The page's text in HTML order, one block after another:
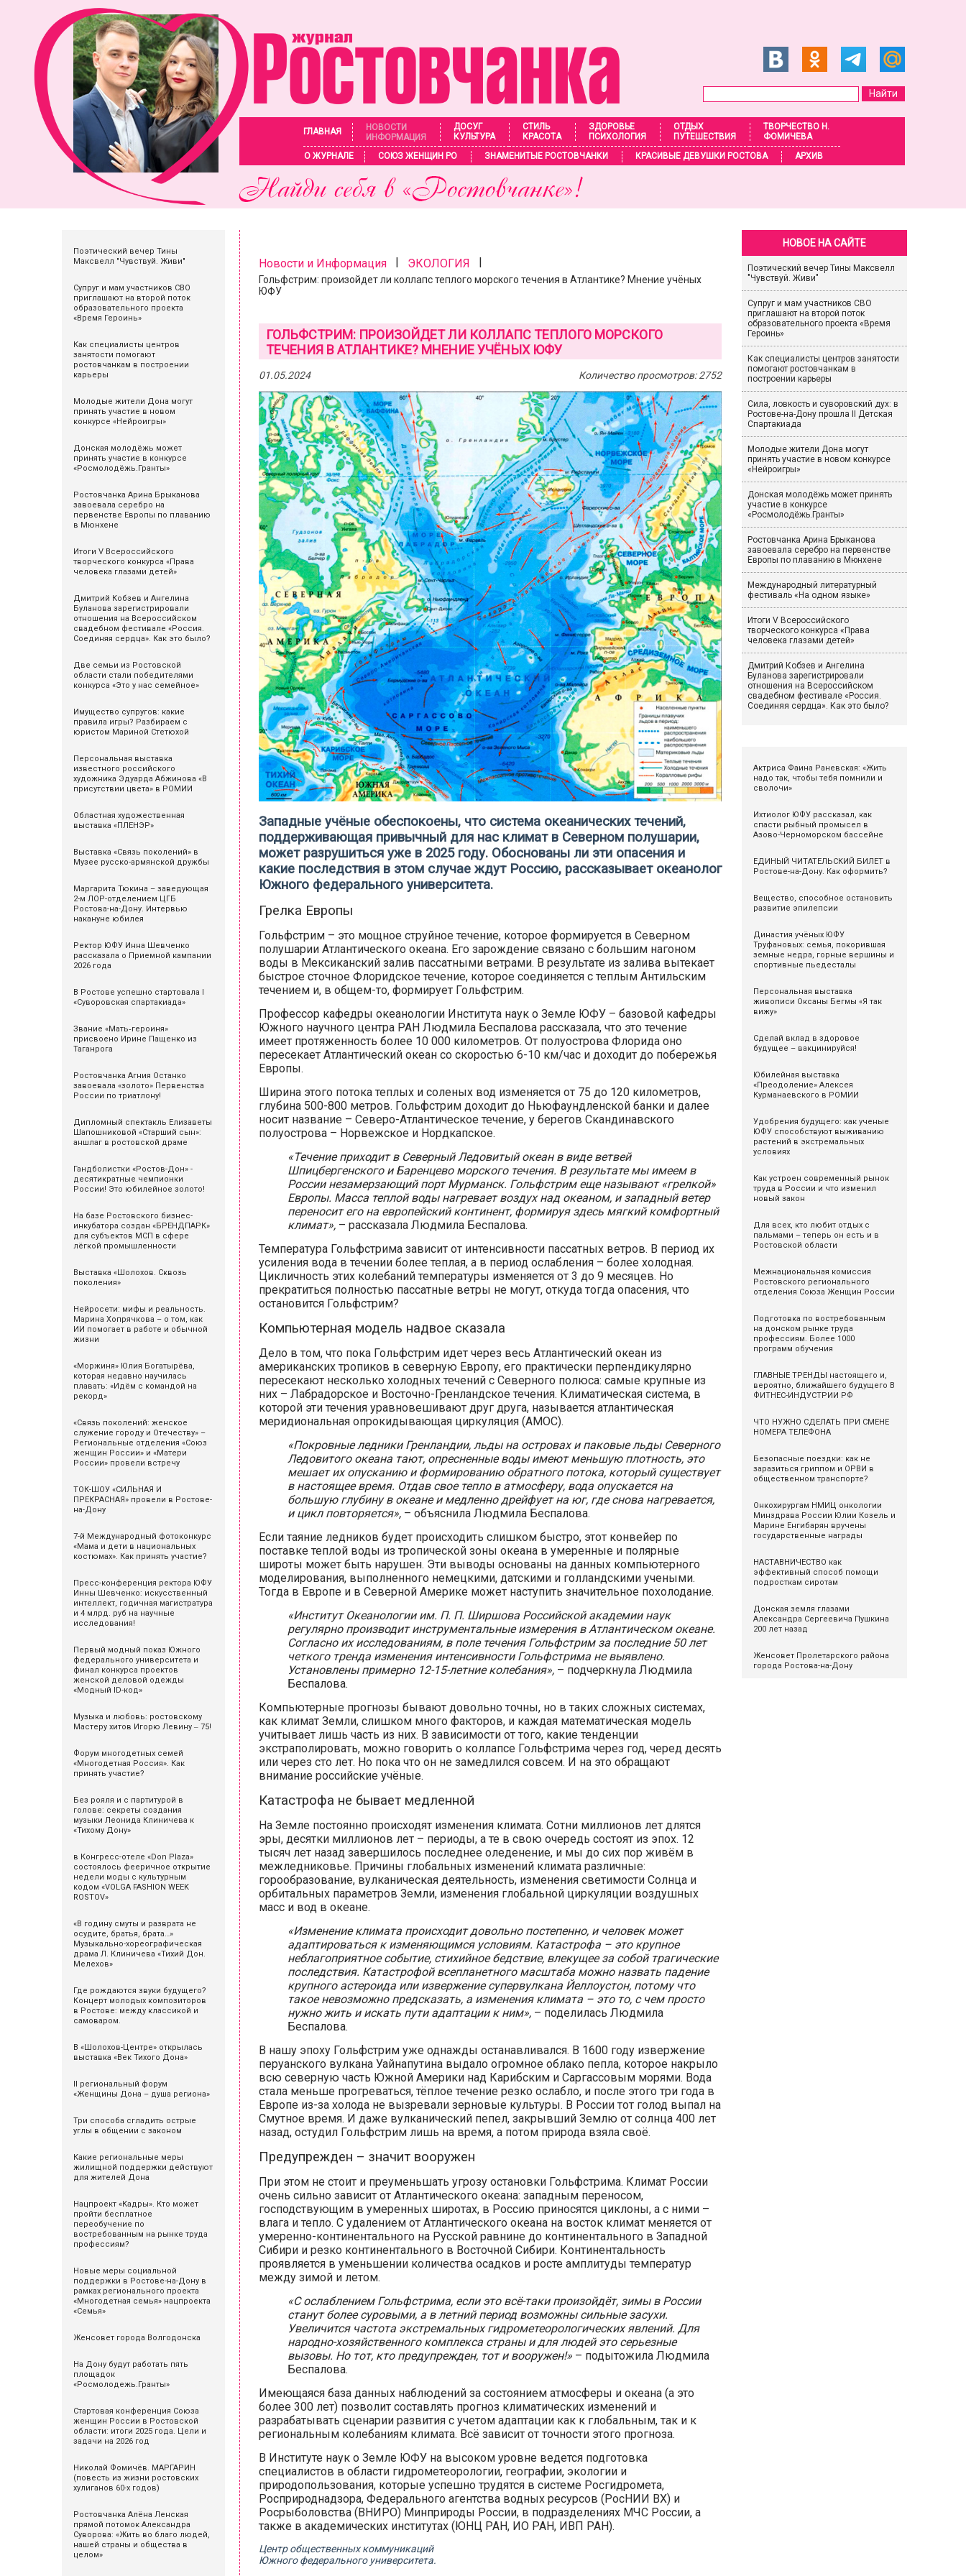
ГЛАВНАЯ
НОВОСТИ
ИНФОРМАЦИЯ
ДОСУГ
КУЛЬТУРА
СТИЛЬ
КРАСОТА
ЗДОРОВЬЕ
ПСИХОЛОГИЯ
ОТДЫХ
ПУТЕШЕСТВИЯ
ТВОРЧЕСТВО Н.
ФОМИЧЕВА
О ЖУРНАЛЕ
СОЮЗ ЖЕНЩИН РО ЗНАМЕНИТЫЕ РОСТОВЧАНКИ КРАСИВЫЕ ДЕВУШКИ РОСТОВА АРХИВ
Поэтический вечер Тины
Максвелл "Чувствуй. Живи"
Супруг и мам участников СВО
приглашают на второй поток
образовательного проекта
«Время Героинь»
Как специалисты центров
занятости помогают
ростовчанкам в построении
карьеры
Молодые жители Дона могут
принять участие в новом
конкурсе «Нейроигры»
Донская молодёжь может
принять участие в конкурсе
«Росмолодёжь.Гранты»
Ростовчанка Арина Брыканова
завоевала серебро на
первенстве Европы по плаванию
в Мюнхене
Итоги V Всероссийского
творческого конкурса «Права
человека глазами детей»
Дмитрий Кобзев и Ангелина
Буланова зарегистрировали
отношения на Всероссийском
свадебном фестивале «Россия.
Соединяя сердца». Как это было?
Две семьи из Ростовской
области стали победителями
конкурса «Это у нас семейное»
Имущество супругов: какие
правила игры? Разбираем с
юристом Мариной Стетюхой
Персональная выставка
известного российского
художника Эдуарда Абжинова «В
присутствии цвета» в РОМИИ
Областная художественная
выставка «ПЛЕНЭР»
Выставка «Связь поколений» в
Музее русско-армянской дружбы
Маргарита Тюкина – заведующая
2-м ЛОР-отделением ЦГБ
Ростова-на-Дону. Интервью
накануне юбилея
Ректор ЮФУ Инна Шевченко
рассказала о Приемной кампании
2026 года
В Ростове успешно стартовала I
«Суворовская спартакиада»
Звание «Мать‑героиня»
присвоено Ирине Пащенко из
Таганрога
Ростовчанка Агния Останко
завоевала «золото» Первенства
России по триатлону!
Дипломный спектакль Елизаветы
Шапошниковой «Старший сын»:
аншлаг в ростовской драме
Гандболистки «Ростов-Дон» -
десятикратные чемпионки
России! Это юбилейное золото!
На базе Ростовского бизнес-
инкубатора создан «БРЕНДПАРК»
для субъектов МСП в сфере
лёгкой промышленности
Выставка «Шолохов. Сквозь
поколения»
Нейросети: мифы и реальность.
Марина Хопрячкова – о том, как
ИИ помогает в работе и обычной
жизни
«Моржиня» Юлия Богатырёва,
которая недавно научилась
плавать: «Идём с командой на
рекорд»
«Связь поколений: женское
служение городу и Отечеству» –
Региональные отделения «Союз
женщин России» и «Матери
России» провели встречу
ТОК-ШОУ «СИЛЬНАЯ И
ПРЕКРАСНАЯ» провели в Ростове-
на-Дону
7-й Международный фотоконкурс
«Мама и дети в национальных
костюмах». Как принять участие?
Пресс-конференция ректора ЮФУ
Инны Шевченко: искусственный
интеллект, годичная магистратура
и 4 млрд. руб на научные
исследования!
Первый модный показ Южного
федерального университета и
финал конкурса проектов
женской деловой одежды
«Модный ID-код»
Музыка и любовь: ростовскому
Мастеру хитов Игорю Левину ‒ 75!
Форум многодетных семей
«Многодетная Россия». Как
принять участие?
Без рояля и с партитурой в
голове: секреты создания
музыки Леонида Клиничева к
«Тихому Дону»
в Конгресс-отеле «Don Plaza»
состоялось фееричное открытие
недели моды с культурным
кодом «VOLGA FASHION WEEK
ROSTOV»
«В годину смуты и разврата не
осудите, братья, брата…»
Музыкально-хореографическая
драма Л. Клиничева «Тихий Дон.
Мелехов»
Где рождаются звуки будущего?
Концерт молодых композиторов
в Ростове: между классикой и
самоваром.
В «Шолохов-Центре» открылась
выставка «Век Тихого Дона»
II региональный форум
«Женщины Дона – душа региона»
Три способа сгладить острые
углы в общении с законом
Какие региональные меры
жилищной поддержки действуют
для жителей Дона
Нацпроект «Кадры». Кто может
пройти бесплатное
переобучение по
востребованным на рынке труда
профессиям?
Новые меры социальной
поддержки в Ростове-на-Дону в
рамках регионального проекта
«Многодетная семья» нацпроекта
«Семья»
Женсовет города Волгодонска
На Дону будут работать пять
площадок
«Росмолодежь.Гранты»
Стартовая конференция Союза
женщин России в Ростовской
области: итоги 2025 года. Цели и
задачи на 2026 год
Николай Фомичёв. МАРГАРИН
(повесть из жизни ростовских
хулиганов 60-х годов)
Ростовчанка Алёна Ленская
прямой потомок Александра
Суворова: «Жить во благо людей,
нашей страны и общества в
целом»
Новости и Информация| ЭКОЛОГИЯ |
Гольфстрим: произойдет ли коллапс теплого морского течения в Атлантике? Мнение учёных
ЮФУ
ГОЛЬФСТРИМ: ПРОИЗОЙДЕТ ЛИ КОЛЛАПС ТЕПЛОГО МОРСКОГО
ТЕЧЕНИЯ В АТЛАНТИКЕ? МНЕНИЕ УЧЁНЫХ ЮФУ
01.05.2024 Количество просмотров: 2752
Западные учёные обеспокоены, что система океанических течений,
поддерживающая привычный для нас климат в Северном полушарии,
может разрушиться уже в 2025 году. Обоснованы ли эти опасения и
какие последствия в этом случае ждут Россию, рассказывает океанолог
Южного федерального университета.
Грелка Европы
Гольфстрим – это мощное струйное течение, которое формируется в Северном
полушарии Атлантического океана. Его зарождение связано с большим нагоном
воды в Мексиканский залив пассатными ветрами. В результате из залива вытекает
быстрое сточное Флоридское течение, которое соединяется с теплым Антильским
течением и, в общем-то, формирует Гольфстрим.
Профессор кафедры океанологии Института наук о Земле ЮФУ – базовой кафедры
Южного научного центра РАН Людмила Беспалова рассказала, что это течение
имеет протяженность более 10 000 километров. От полуострова Флорида оно
пересекает Атлантический океан со скоростью 6-10 км/час и доходит до побережья
Европы.
Ширина этого потока теплых и соленых вод изменяется от 75 до 120 километров,
глубина 500-800 метров. Гольфстрим доходит до Ньюфаундленской банки и далее
носит название – Северо-Атлантическое течение, у берегов Скандинавского
полуострова – Норвежское и Нордкапское.
«Течение приходит в Северный Ледовитый океан в виде ветвей
Шпицбергенского и Баренцево морского течения. В результате мы имеем в
России незамерзающий порт Мурманск. Гольфстрим еще называют «грелкой»
Европы. Масса теплой воды нагревает воздух над океаном, и западный ветер
переносит его на европейский континент, формируя здесь мягкий комфортный
климат»,– рассказала Людмила Беспалова.
Температура Гольфстрима зависит от интенсивности пассатных ветров. В период их
усиления вода в течении более теплая, а в период ослабления – более холодная.
Цикличность этих колебаний температуры изменяется от 3 до 9 месяцев. Но
прекратиться полностью пассатные ветры не могут, откуда тогда опасения, что
остановится Гольфстрим?
Компьютерная модель надвое сказала
Дело в том, что пока Гольфстрим идет через весь Атлантический океан из
американских тропиков в северную Европу, его практически перпендикулярно
пересекают несколько холодных течений с Северного полюса: самые крупные из
них – Лабрадорское и Восточно-Гренландское течения. Климатическая система, в
которой эти течения уравновешивают друг друга, называется атлантическая
меридиональная опрокидывающая циркуляция (AMOC).
«Покровные ледники Гренландии, льды на островах и паковые льды Северного
Ледовитого океана тают, опресненные воды имеют меньшую плотность, это
мешает их опусканию и формированию обратного потока, который существует
в настоящее время. Отдав свое тепло в атмосферу, вода опускается на
большую глубину в океане и медленно дрейфует на юг, где снова нагревается,
и цикл повторяется»,– объяснила Людмила Беспалова.
Если таяние ледников будет происходить слишком быстро, этот конвейер по
поставке теплой воды из тропической зоны океана в умеренные и полярные
широты может быть нарушен. Эти выводы основаны на данных компьютерного
моделирования, выполненного немецкими, датскими и голландскими учеными.
Тогда в Европе и в Северной Америке может наступить значительное похолодание.
«Институт Океанологии им. П. П. Ширшова Российской академии наук
регулярно производит инструментальные измерения в Атлантическом океане.
Согласно их исследованиям, в поле течения Гольфстрим за последние 50 лет
четкого тренда изменения интенсивности Гольфстрима не выявлено.
Установлены примерно 12-15-летние колебания»,– подчеркнула Людмила
Беспалова.
Компьютерные прогнозы бывают довольно точны, но в таких сложных системах,
как климат Земли, слишком много факторов, и каждая математическая модель
учитывает лишь часть из них. В зависимости от того, какие тенденции
экстраполировать, можно говорить о коллапсе Гольфстрима через год, черед десять
или через сто лет. Но пока что он не замедлился совсем. И на это обращают
внимание российские учёные.
Катастрофа не бывает медленной
На Земле постоянно происходят изменения климата. Сотни миллионов лет длятся
эры, десятки миллионов лет – периоды, а те в свою очередь состоят из эпох. 12
тысяч лет назад завершилось последнее оледенение, и мы до сих пор живём в
межледниковье. Причины глобальных изменений климата различные:
горообразование, вулканическая деятельность, изменения светимости Солнца и
орбитальных параметров Земли, изменения глобальной циркуляции воздушных
масс и вод в океане.
«Изменение климата происходит довольно постепенно, и человек может
адаптироваться к изменяющимся условиям. Катастрофа – это крупное
неблагоприятное событие, стихийное бедствие, влекущее за собой трагические
последствия. Катастрофой всепланетного масштаба можно назвать падение
крупного астероида или извержение супервулкана Йеллоустон, потому что
такое невозможно предсказать, а изменения климата – это то, с чем просто
нужно жить и искать пути адаптации к ним», – поделилась Людмила
Беспалова.
В нашу эпоху Гольфстрим уже однажды останавливался. В 1600 году извержение
перуанского вулкана Уайнапутина выдало огромное облако пепла, которое накрыло
всю северную часть Южной Америки над Карибским и Саргассовым морями. Вода
стала меньше прогреваться, тёплое течение резко ослабло, и после этого три года в
Европе из-за холода не вызревали зерновые культуры. В России тот голод выпал на
Смутное время. И даже вулканический пепел, закрывший Землю от солнца 400 лет
назад, остудил Гольфстрим лишь на время, а потом природа взяла своё.
Предупрежден – значит вооружен
При этом не стоит и преуменьшать угрозу остановки Гольфстрима. Климат России
очень сильно зависит от Атлантического океана: западным переносом,
господствующим в умеренных широтах, в Россию приносятся циклоны, а с ними –
влага и тепло. С удалением от Атлантического океана на восток климат меняется от
умеренно-континентального на Русской равнине до континентального в Западной
Сибири и резко континентального в Восточной Сибири. Континентальность
проявляется в уменьшении количества осадков и росте амплитуды температур
между зимой и летом.
«С ослаблением Гольфстрима, если это всё-таки произойдёт, зимы в России
станут более суровыми, а в летний период возможны сильные засухи.
Увеличится частота экстремальных гидрометеорологических явлений. Для
народно-хозяйственного комплекса страны и для людей это серьезные
вызовы. Но тот, кто предупрежден, тот и вооружен!»– подытожила Людмила
Беспалова.
Имеющаяся база данных наблюдений за состоянием атмосферы и океана (а это
более 300 лет) позволит составлять прогноз климатических изменений и
разрабатывать сценарии развития с учетом адаптации как к глобальным, так и к
региональным колебаниям климата. Всё зависит от точности этого прогноза.
В Институте наук о Земле ЮФУ на высоком уровне ведется подготовка
специалистов в области гидрометеорологии, географии, экологии и
природопользования, которые успешно трудятся в системе Росгидромета,
Росприроднадзора, Федерального агентства водных ресурсов (РосНИИ ВХ) и
Росрыболовства (ВНИРО) Минприроды России, в подразделениях МЧС России, а
также в академических институтах (ЮНЦ РАН, ИО РАН, ИВП РАН).
Центр общественных коммуникаций
Южного федерального университета.
НОВОЕ НА САЙТЕ
Поэтический вечер Тины Максвелл
"Чувствуй. Живи"
Супруг и мам участников СВО
приглашают на второй поток
образовательного проекта «Время
Героинь»
Как специалисты центров занятости
помогают ростовчанкам в
построении карьеры
Сила, ловкость и суворовский дух: в
Ростове-на-Дону прошла II Детская
Спартакиада
Молодые жители Дона могут
принять участие в новом конкурсе
«Нейроигры»
Донская молодёжь может принять
участие в конкурсе
«Росмолодёжь.Гранты»
Ростовчанка Арина Брыканова
завоевала серебро на первенстве
Европы по плаванию в Мюнхене
Международный литературный
фестиваль «На одном языке»
Итоги V Всероссийского
творческого конкурса «Права
человека глазами детей»
Дмитрий Кобзев и Ангелина
Буланова зарегистрировали
отношения на Всероссийском
свадебном фестивале «Россия.
Соединяя сердца». Как это было?
Актриса Фаина Раневская: «Жить
надо так, чтобы тебя помнили и
сволочи»
Ихтиолог ЮФУ рассказал, как
спасти рыбный промысел в
Азово-Черноморском бассейне
ЕДИНЫЙ ЧИТАТЕЛЬСКИЙ БИЛЕТ в
Ростове-на-Дону. Как оформить?
Вещество, способное остановить
развитие эпилепсии
Династия учёных ЮФУ
Труфановых: семья, покорившая
земные недра, горные вершины и
спортивные пьедесталы
Персональная выставка
живописи Оксаны Бегмы «Я так
вижу»
Сделай вклад в здоровое
будущее – вакцинируйся!
Юбилейная выставка
«Преодоление» Алексея
Курманаевского в РОМИИ
Удобрения будущего: как ученые
ЮФУ способствуют выживанию
растений в экстремальных
условиях
Как устроен современный рынок
труда в России и что изменил
новый закон
Для всех, кто любит отдых с
пальмами – теперь он есть и в
Ростовской области
Межнациональная комиссия
Ростовского регионального
отделения Союза Женщин России
Подготовка по востребованным
на донском рынке труда
профессиям. Более 1000
программ обучения
ГЛАВНЫЕ ТРЕНДЫ настоящего и,
вероятно, ближайшего будущего В
ФИТНЕС-ИНДУСТРИИ РФ
ЧТО НУЖНО СДЕЛАТЬ ПРИ СМЕНЕ
НОМЕРА ТЕЛЕФОНА
Безопасные поездки: как не
заразиться гриппом и ОРВИ в
общественном транспорте?
Онкохирургам НМИЦ онкологии
Минздрава России Юлии Козель и
Марине Енгибарян вручены
государственные награды
НАСТАВНИЧЕСТВО как
эффективный способ помощи
подросткам сиротам
Донская земля глазами
Александра Сергеевича Пушкина
200 лет назад
Женсовет Пролетарского района
города Ростова-на-Дону